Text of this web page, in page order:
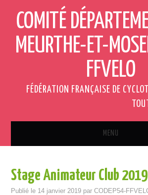
COMITÉ
MEURTHE-ET-
FFVELO
FÉDÉRATION FRANÇAISE DE
MENU
QUI SOMMES-NOUS ?
Stage Animateur Club 2019
Publié le 14 janvier 2019 parCODEP54-